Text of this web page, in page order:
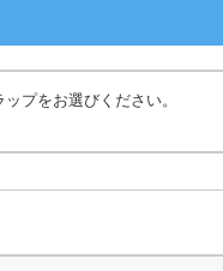
プをお選びください。